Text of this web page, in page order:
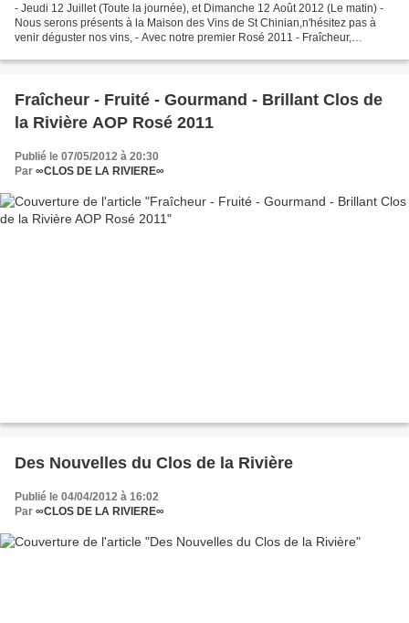
- Jeudi 12 Juillet (Toute la journée), et Dimanche 12 Août 2012 (Le matin) -
Nous serons présents à la Maison des Vins de St Chinian,n'hésitez pas à
venir déguster nos vins, - Avec notre premier Rosé 2011 - Fraîcheur,
Fraîcheur - Fruité - Gourmand - Brillant Clos de
la Rivière AOP Rosé 2011
Publié le 07/05/2012 à 20:30
Par ∞CLOS DE LA RIVIERE∞
Des Nouvelles du Clos de la Rivière
Publié le 04/04/2012 à 16:02
Par ∞CLOS DE LA RIVIERE∞